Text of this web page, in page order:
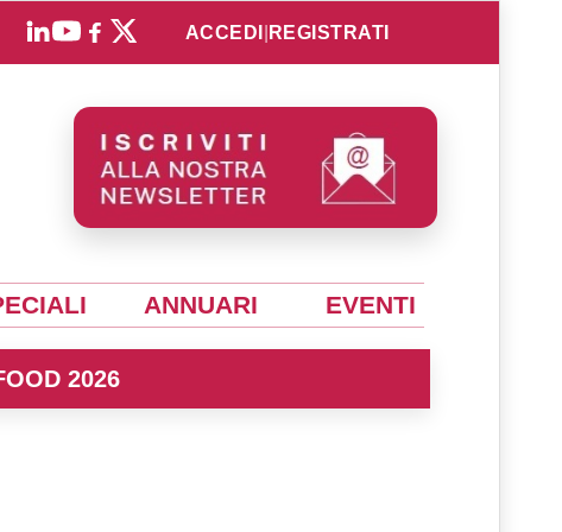
ACCEDI REGISTRATI
ANNUARI EVENTI
2026